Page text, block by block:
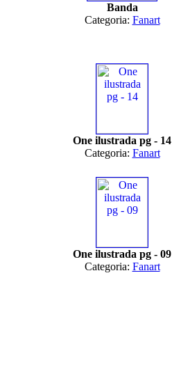
Banda
Categoria: Fanart
One ilustrada pg - 14
Categoria: Fanart
One ilustrada pg - 09
Categoria: Fanart